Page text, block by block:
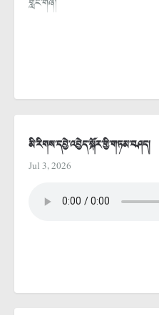
མི་རིགས་དབྱེ་འབྱེད་སྐོར་གྱི་གཏམ་བཤད།
Jul 3, 2026